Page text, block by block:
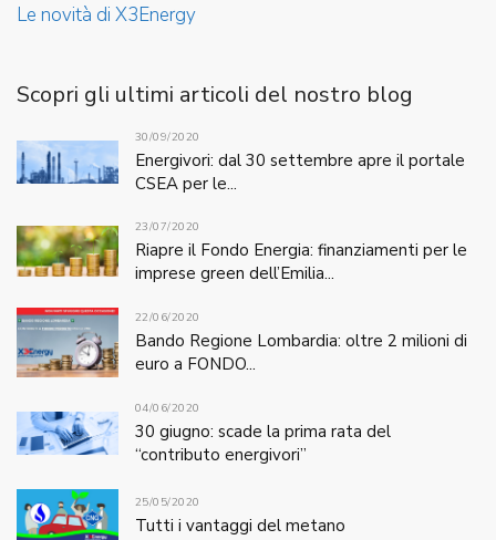
Le novità di X3Energy
Scopri gli ultimi articoli del nostro blog
30/09/2020
Energivori: dal 30 settembre apre il portale
CSEA per le...
23/07/2020
Riapre il Fondo Energia: finanziamenti per le
imprese green dell’Emilia...
22/06/2020
Bando Regione Lombardia: oltre 2 milioni di
euro a FONDO...
04/06/2020
30 giugno: scade la prima rata del
“contributo energivori”
25/05/2020
Tutti i vantaggi del metano